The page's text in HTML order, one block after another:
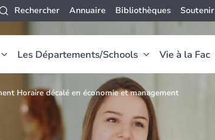
Rechercher Annuaire Bibliothèques Soutenir
Les Départements/Schools Vie à la Fac
Horaire décalé en économie et management